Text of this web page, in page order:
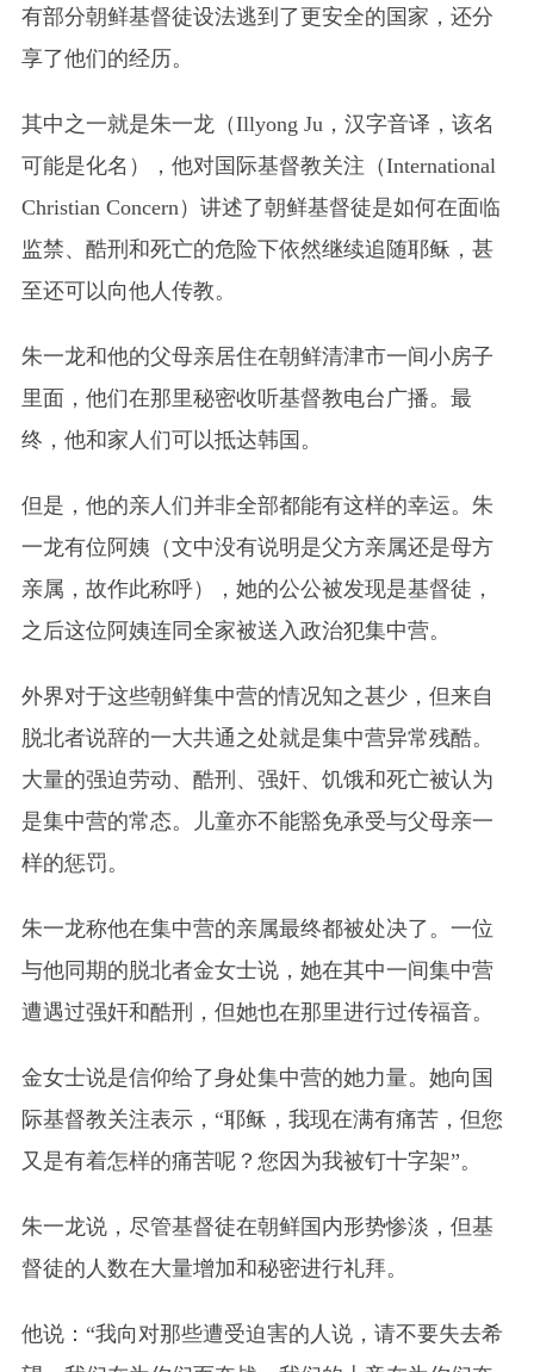
有部分朝鲜基督徒设法逃到了更安全的国家，还分
享了他们的经历。
其中之一就是朱一龙 （Illyong Ju，汉字音译，该名
可能是化名）
，他对国际基督教关注 （International
Christian Concern） 讲述了朝鲜基督徒是如何在面临
监禁、酷刑和死亡的危险下依然继续追随耶稣，甚
至还可以向他人传教。
朱一龙和他的父母亲居住在朝鲜清津市一间小房子
里面，他们在那里秘密收听基督教电台广播。最
终，他和家人们可以抵达韩国。
但是，他的亲人们并非全部都能有这样的幸运。朱
一龙有位阿姨 （文中没有说明是父方亲属还是母方
亲属，故作此称呼）
，她的公公被发现是基督徒，
之后这位阿姨连同全家被送入政治犯集中营。
外界对于这些朝鲜集中营的情况知之甚少，但来自
脱北者说辞的一大共通之处就是集中营异常残酷。
大量的强迫劳动、酷刑、强奸、饥饿和死亡被认为
是集中营的常态。儿童亦不能豁免承受与父母亲一
样的惩罚。
朱一龙称他在集中营的亲属最终都被处决了。一位
与他同期的脱北者金女士说，她在其中一间集中营
遭遇过强奸和酷刑，但她也在那里进行过传福音。
金女士说是信仰给了身处集中营的她力量。她向国
际基督教关注表示，“耶稣，我现在满有痛苦，但您
又是有着怎样的痛苦呢？您因为我被钉十字架”。
朱一龙说，尽管基督徒在朝鲜国内形势惨淡，但基
督徒的人数在大量增加和秘密进行礼拜。
他说：“我向对那些遭受迫害的人说，请不要失去希